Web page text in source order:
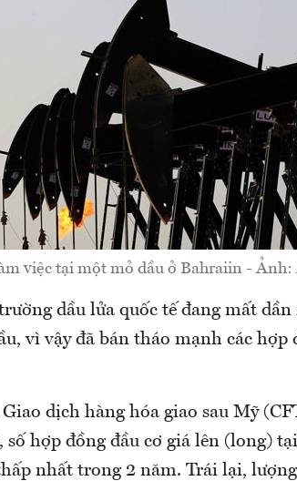
việc tại một mỏ dầu ở Bahraiin - Ảnh:
dầu lửa quốc tế đang mất
vì vậy đã bán tháo mạnh các hợp
dịch hàng hóa giao sau Mỹ
số hợp đồng đầu cơ giá lên (long)
nhất trong 2 năm. Trái lại,